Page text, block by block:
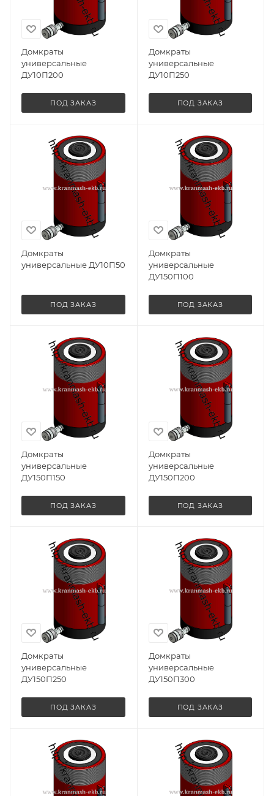
Домкраты
универсальные
ДУ10П200
ПОД ЗАКАЗ
Домкраты
универсальные
ДУ10П250
ПОД ЗАКАЗ
Домкраты
универсальные ДУ10П50
ПОД ЗАКАЗ
Домкраты
универсальные
ДУ150П100
ПОД ЗАКАЗ
Домкраты
универсальные
ДУ150П150
ПОД ЗАКАЗ
Домкраты
универсальные
ДУ150П200
ПОД ЗАКАЗ
Домкраты
универсальные
ДУ150П250
ПОД ЗАКАЗ
Домкраты
универсальные
ДУ150П300
ПОД ЗАКАЗ